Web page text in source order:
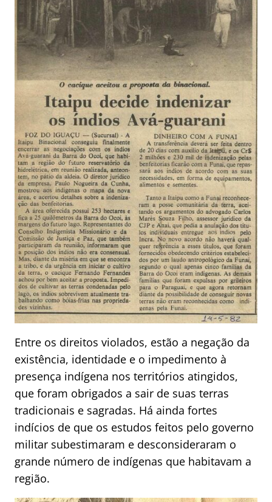
Entre os direitos violados, estão a negação da
existência, identidade e o impedimento à
presença indígena nos territórios atingidos,
que foram obrigados a sair de suas terras
tradicionais e sagradas. Há ainda fortes
indícios de que os estudos feitos pelo governo
militar subestimaram e desconsideraram o
grande número de indígenas que habitavam a
região.